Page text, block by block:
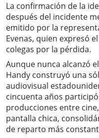
La confirmación de la
después del incidente
emitido por la
Evenas, quien expresó
colegas por la pérdida.
Aunque nunca alcanzó
Handy construyó una
audiovisual
cincuenta años
producciones entre
pantalla chica,
de reparto más